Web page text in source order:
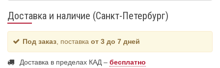
Доставка и наличие (Санкт-Петербург)
Под заказ , поставка от 3 до 7 дней
Доставка в пределах КАД – бесплатно